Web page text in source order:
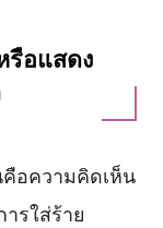
รือแสดง
อความคิดเห็น
รใส่ร้าย